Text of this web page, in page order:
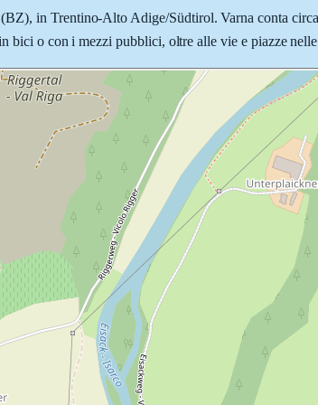
in Trentino-Alto Adige/Südtirol. Varna conta
o con i mezzi pubblici, oltre alle vie e piazze